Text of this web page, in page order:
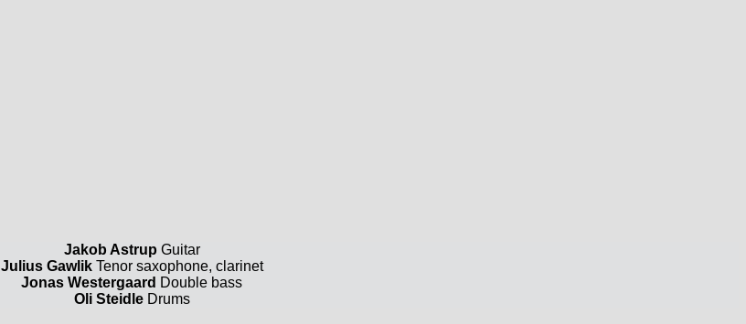
Jakob Astrup Guitar
Julius GawlikTenor saxophone, clarinet
Jonas Westergaard Double bass
Oli SteidleDrums